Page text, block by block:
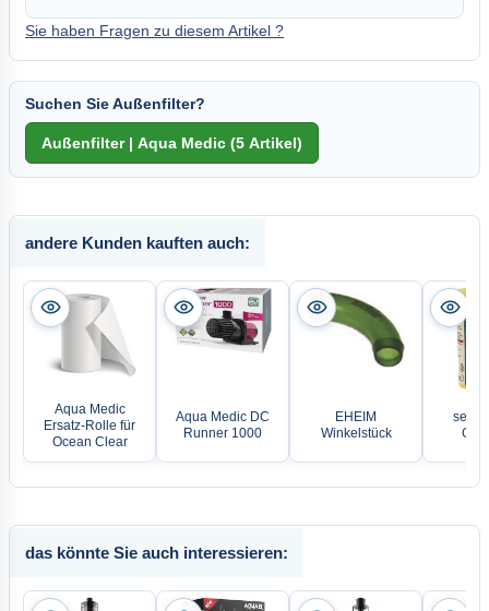
Sie haben Fragen zu diesem Artikel ?
Suchen Sie Außenfilter?
andere Kunden kauften auch:
Aqua Medic
Ersatz-Rolle für
Ocean Clear
Aqua Medic DC
Runner 1000
EHEIM
Winkelstück
sera
das könnte Sie auch interessieren: